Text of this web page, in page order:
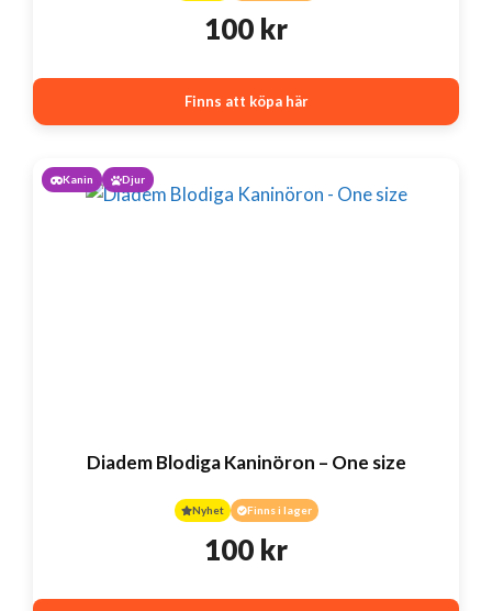
100 kr
Finns att köpa här
Kanin Djur
Diadem Blodiga Kaninöron – One size
Nyhet Finns i lager
100 kr